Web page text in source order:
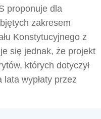
proponuje dla
zakresem
Konstytucyjnego z
się jednak, że projekt
których dotyczył
wypłaty przez